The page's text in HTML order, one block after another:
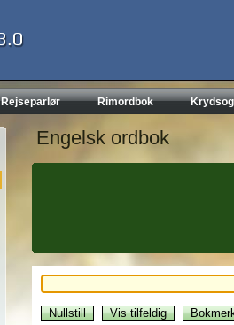
Rejseparlør Rimordbok
Engelsk ordbok